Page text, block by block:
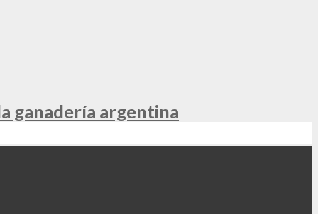
ganadería argentina